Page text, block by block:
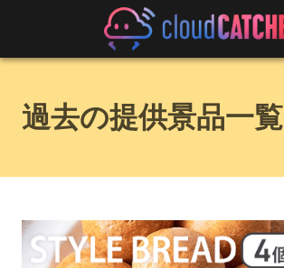
過去の提供景品一覧